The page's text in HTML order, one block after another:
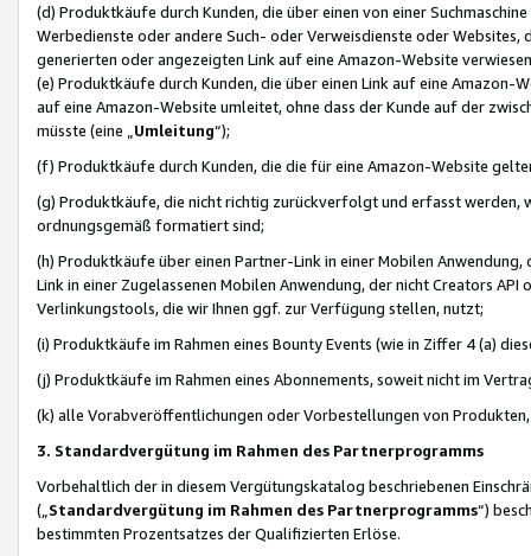
(d) Produktkäufe durch Kunden, die über einen von einer
Werbedienste oder andere Such- oder Verweisdienste oder Websites,
generierten oder angezeigten Link auf eine Amazon-Website
(e) Produktkäufe durch Kunden, die über einen Link auf eine
auf eine Amazon-Website umleitet, ohne dass der Kunde auf der
müsste (eine „ Umleitung“);
(f) Produktkäufe durch Kunden, die die für eine Amazon-Website
(g) Produktkäufe, die nicht richtig zurückverfolgt und erfasst werden,
ordnungsgemäß formatiert sind;
(h) Produktkäufe über einen Partner-Link in einer Mobilen
Link in einer Zugelassenen Mobilen Anwendung, der nicht Creators
Verlinkungstools, die wir Ihnen ggf. zur Verfügung stellen, nutzt;
(i) Produktkäufe im Rahmen eines Bounty Events (wie in Ziffer 4 (a)
(j) Produktkäufe im Rahmen eines Abonnements, soweit nicht im
(k) alle Vorabveröffentlichungen oder Vorbestellungen von
3. Standardvergütung im Rahmen des Partnerprogramms
Vorbehaltlich der in diesem Vergütungskatalog beschriebenen
(„ Standardvergütung im Rahmen des Partnerprogramms“)
bestimmten Prozentsatzes der Qualifizierten Erlöse.